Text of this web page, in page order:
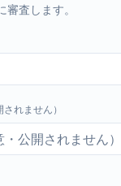
審査します。
れません）